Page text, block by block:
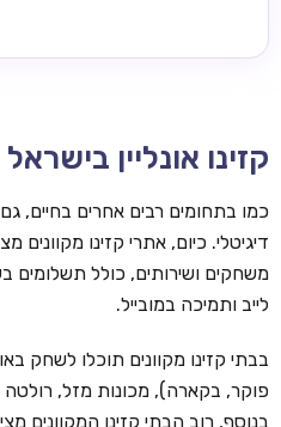
קזינו אונליין בישראל
כמו בתחומים רבים אחרים בחיים,
דיגיטלי. כיום, אתרי קזינו מקוונים
משחקים ושירותים, כולל תשלומים
לייב ותמיכה במובייל.
בבתי קזינו מקוונים תוכלו לשחק
פוקר, בקארה), מכונות מזל, רולטה
בנוסף, רוב הבתי קזינו המקוונים